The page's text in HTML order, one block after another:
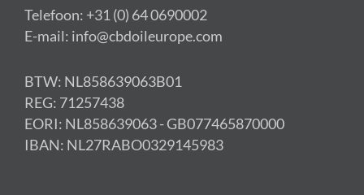
Telefoon: +31 (0) 64 0690002
E-mail: info@cbdoileurope.com
BTW: NL858639063B01
REG: 71257438
EORI: NL858639063 - GB077465870000
IBAN: NL27RABO0329145983